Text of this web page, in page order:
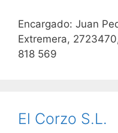
Encargado: Juan
Extremera,
818 569
El Corzo S.L.